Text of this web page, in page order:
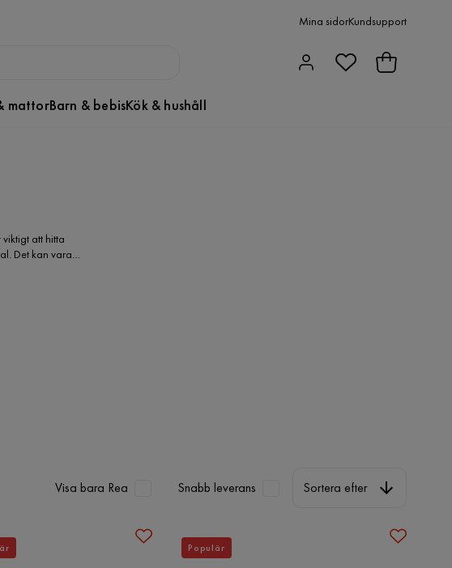
Mina sidorKundsupport
mattorBarn & bebisKök & hushåll
att hitta
Det kan vara
välja i lugn och
Visa bara Rea Snabb leverans Sortera efter
Populär